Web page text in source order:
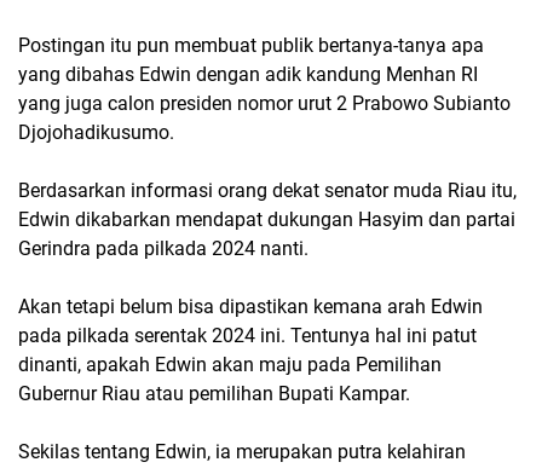
Postingan itu pun membuat publik bertanya-tanya apa
yang dibahas Edwin dengan adik kandung Menhan RI
yang juga calon presiden nomor urut 2 Prabowo Subianto
Djojohadikusumo.
Berdasarkan informasi orang dekat senator muda Riau itu,
Edwin dikabarkan mendapat dukungan Hasyim dan partai
Gerindra pada pilkada 2024 nanti.
Akan tetapi belum bisa dipastikan kemana arah Edwin
pada pilkada serentak 2024 ini. Tentunya hal ini patut
dinanti, apakah Edwin akan maju pada Pemilihan
Gubernur Riau atau pemilihan Bupati Kampar.
Sekilas tentang Edwin, ia merupakan putra kelahiran